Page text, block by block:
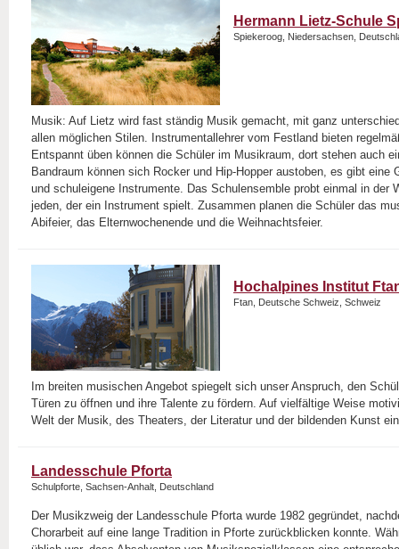
Hermann Lietz-Schule
Spiekeroog, Niedersachsen,
Musik: Auf Lietz wird fast ständig Musik gemacht, mit ganz
allen möglichen Stilen. Instrumentallehrer vom Festland bieten
Entspannt üben können die Schüler im Musikraum, dort stehen auch
Bandraum können sich Rocker und Hip-Hopper austoben, es gibt eine
und schuleigene Instrumente. Das Schulensemble probt einmal in der
jeden, der ein Instrument spielt. Zusammen planen die Schüler das
Abifeier, das Elternwochenende und die Weihnachtsfeier.
Hochalpines Institut
Ftan, Deutsche Schweiz, Schweiz
Im breiten musischen Angebot spiegelt sich unser Anspruch, den
Türen zu öffnen und ihre Talente zu fördern. Auf vielfältige Weise
Welt der Musik, des Theaters, der Literatur und der bildenden Kunst
Landesschule Pforta
Schulpforte, Sachsen-Anhalt, Deutschland
Der Musikzweig der Landesschule Pforta wurde 1982 gegründet,
Chorarbeit auf eine lange Tradition in Pforte zurückblicken konnte.